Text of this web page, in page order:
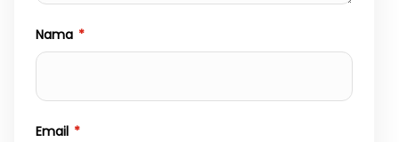
Nama *
Email *